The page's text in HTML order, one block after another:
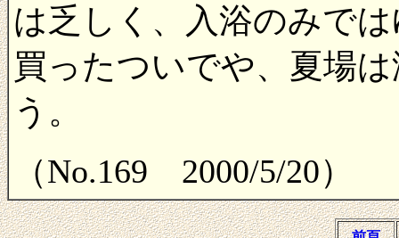
は乏しく、入浴のみで
買ったついでや、夏場
う。
（No.169 2000/5/20）